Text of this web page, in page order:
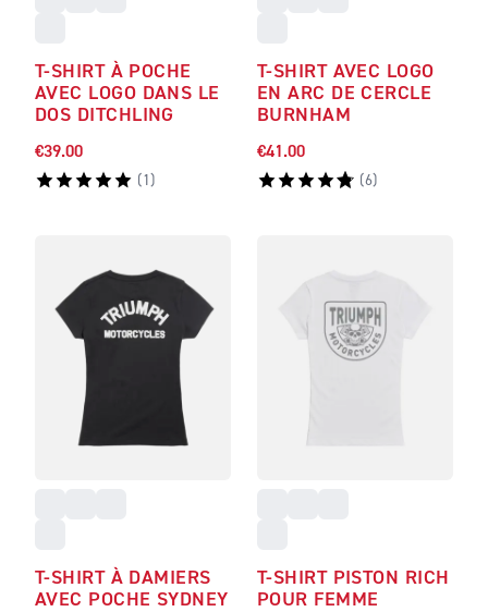
T-SHIRT À POCHE
AVEC LOGO DANS LE
DOS DITCHLING
€39.00
( 1 )
T-SHIRT AVEC LOGO
EN ARC DE CERCLE
BURNHAM
€41.00
(6)
T-SHIRT À DAMIERS
AVEC POCHE SYDNEY
T-SHIRT PISTON RICH
POUR FEMME